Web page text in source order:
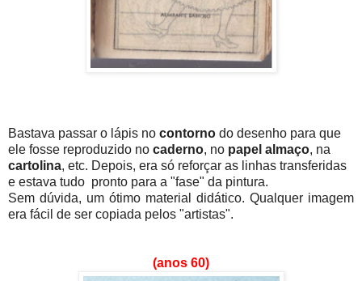
Bastava passar o lápis no contorno do desenho para que
ele fosse reproduzido no caderno, no papel almaço, na
cartolina, etc. Depois, era só reforçar as linhas transferidas
e estava tudo pronto para a "fase" da pintura.
Sem dúvida, um ótimo material didático. Qualquer imagem
era fácil de ser copiada pelos "artistas".
(anos 60)